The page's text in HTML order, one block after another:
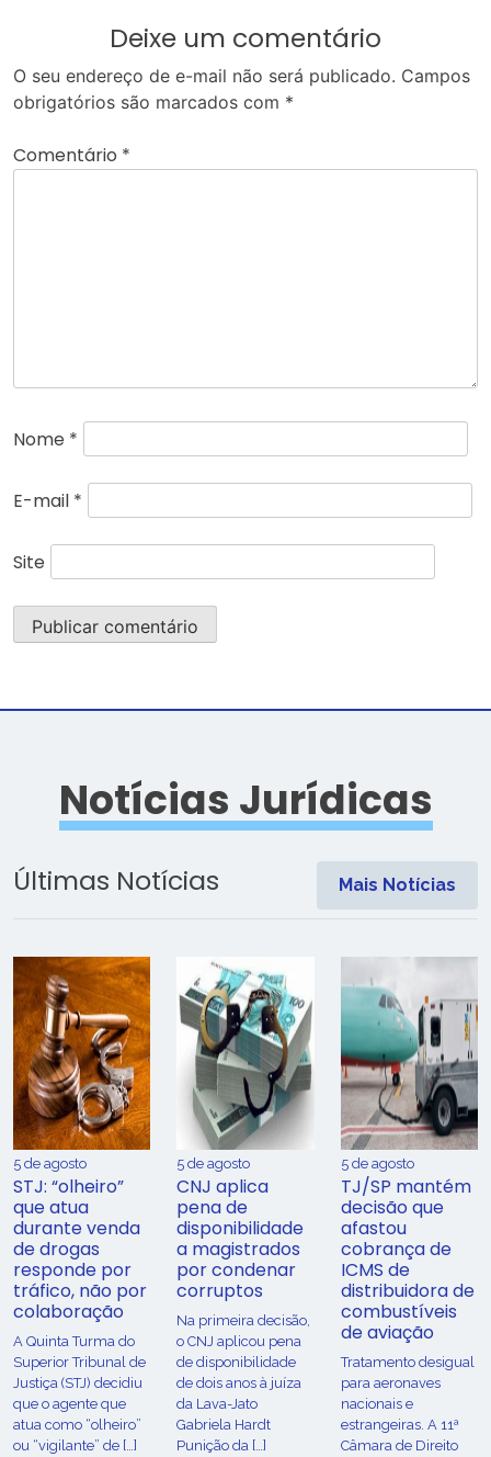
Deixe um comentário
O seu endereço de e-mail não será publicado. Campos
obrigatórios são marcados com *
Comentário *
Nome *
E-mail *
Site
Notícias Jurídicas
Últimas Notícias Mais Notícias
5 de agosto
STJ: “olheiro”
que atua
durante venda
de drogas
responde por
tráfico, não por
colaboração
A Quinta Turma do
Superior Tribunal de
Justiça (STJ) decidiu
que o agente que
atua como “olheiro”
ou “vigilante” de […]
5 de agosto
CNJ aplica
pena de
disponibilidade
a magistrados
por condenar
corruptos
Na primeira decisão,
o CNJ aplicou pena
de disponibilidade
de dois anos à juíza
da Lava-Jato
Gabriela Hardt
Punição da […]
5 de agosto
TJ/SP mantém
decisão que
afastou
cobrança de
ICMS de
distribuidora de
combustíveis
de aviação
Tratamento desigual
para aeronaves
nacionais e
estrangeiras. A 11ª
Câmara de Direito